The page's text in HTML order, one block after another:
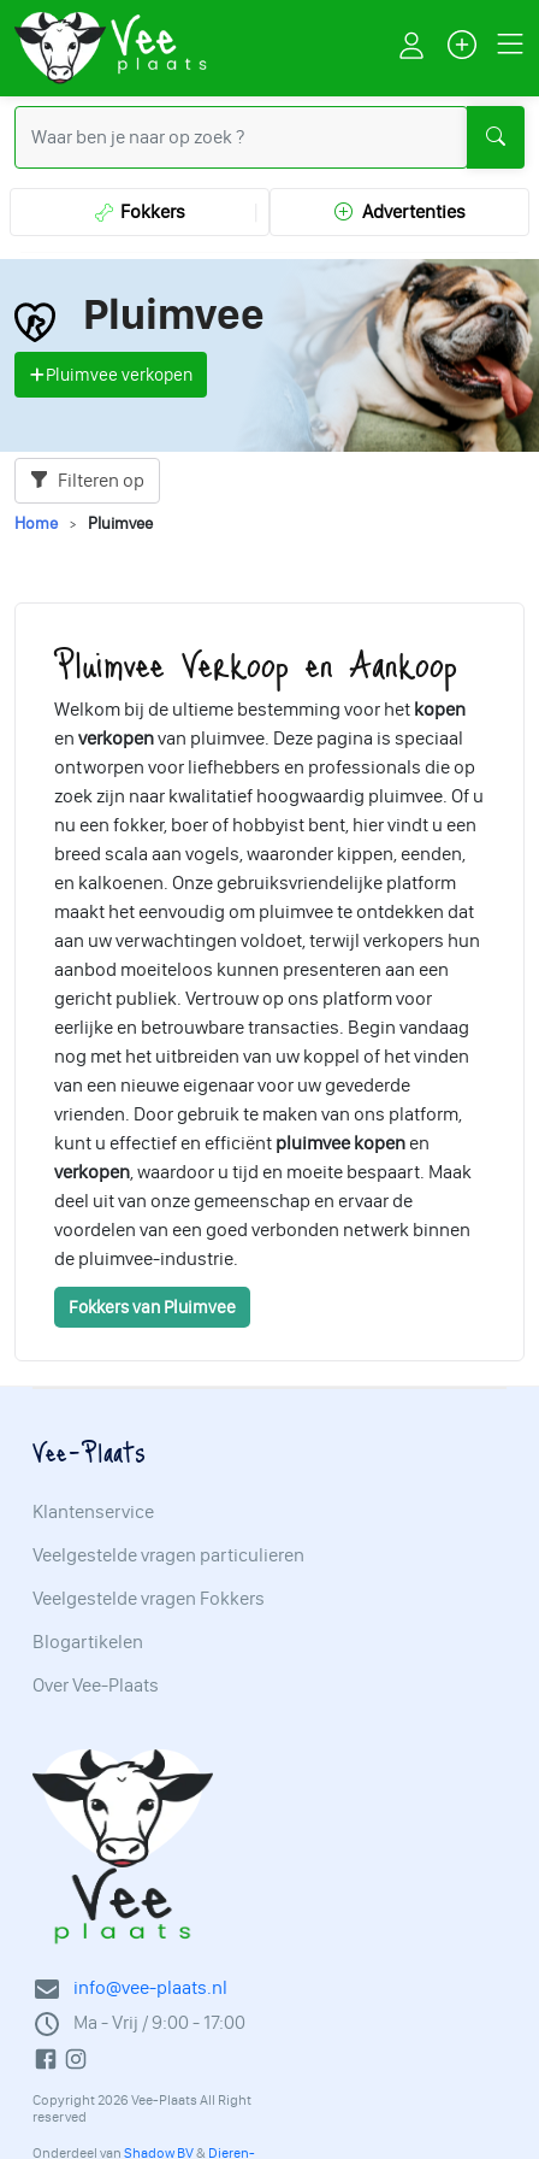
Fokkers Advertenties
Pluimvee
Pluimvee verkopen
Filteren op
Home Pluimvee
Pluimvee Verkoop en Aankoop
Welkom bij de ultieme bestemming voor het kopen
en verkopenvan pluimvee. Deze pagina is speciaal
ontworpen voor liefhebbers en professionals die op
zoek zijn naar kwalitatief hoogwaardig pluimvee. Of u
nu een fokker, boer of hobbyist bent, hier vindt u een
breed scala aan vogels, waaronder kippen, eenden,
en kalkoenen. Onze gebruiksvriendelijke platform
maakt het eenvoudig om pluimvee te ontdekken dat
aan uw verwachtingen voldoet, terwijl verkopers hun
aanbod moeiteloos kunnen presenteren aan een
gericht publiek. Vertrouw op ons platform voor
eerlijke en betrouwbare transacties. Begin vandaag
nog met het uitbreiden van uw koppel of het vinden
van een nieuwe eigenaar voor uw gevederde
vrienden. Door gebruik te maken van ons platform,
kunt u effectief en efficiënt pluimvee kopen en
verkopen, waardoor u tijd en moeite bespaart. Maak
deel uit van onze gemeenschap en ervaar de
voordelen van een goed verbonden netwerk binnen
de pluimvee-industrie.
Fokkers van Pluimvee
info@vee-plaats.nl
Ma - Vrij / 9:00 - 17:00
Copyright 2026 Vee-Plaats All Right
reserved
Onderdeel van Shadow BV& Dieren-
Vee-Plaats
Klantenservice
Veelgestelde vragen particulieren
Veelgestelde vragen Fokkers
Blogartikelen
Over Vee-Plaats